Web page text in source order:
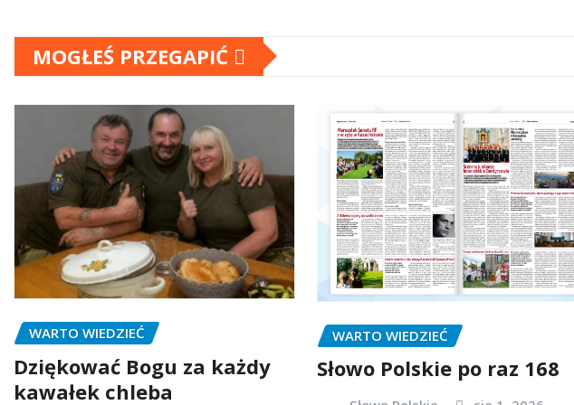
MOGŁEŚ PRZEGAPIĆ
WARTO WIEDZIEĆ
Dziękować Bogu za każdy
kawałek chleba
WARTO WIEDZIEĆ
Słowo Polskie po raz 168